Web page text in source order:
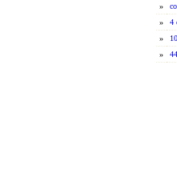
»
»
4
»
»